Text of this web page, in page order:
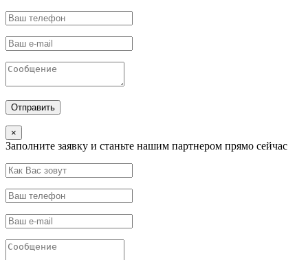
×
Заполните заявку и станьте нашим партнером прямо сейчас